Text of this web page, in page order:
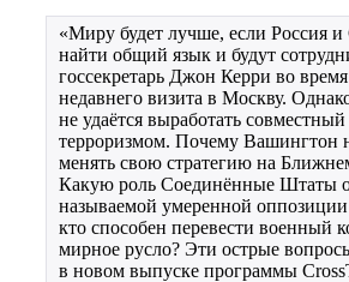
«Миру будет лучше, если Россия
найти общий язык и будут
госсекретарь Джон Керри во
недавнего визита в Москву.
не удаётся выработать
терроризмом. Почему Вашингтон
менять свою стратегию на
Какую роль Соединённые Штаты
называемой умеренной
кто способен перевести военный
мирное русло? Эти острые
в новом выпуске программы